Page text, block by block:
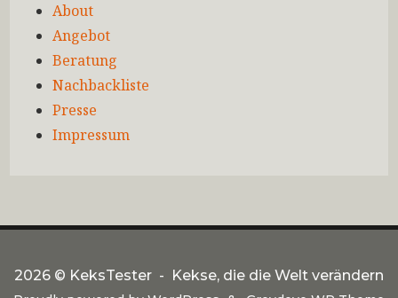
About
Angebot
Beratung
Nachbackliste
Presse
Impressum
2026 © KeksTester Kekse, die die Welt verändern